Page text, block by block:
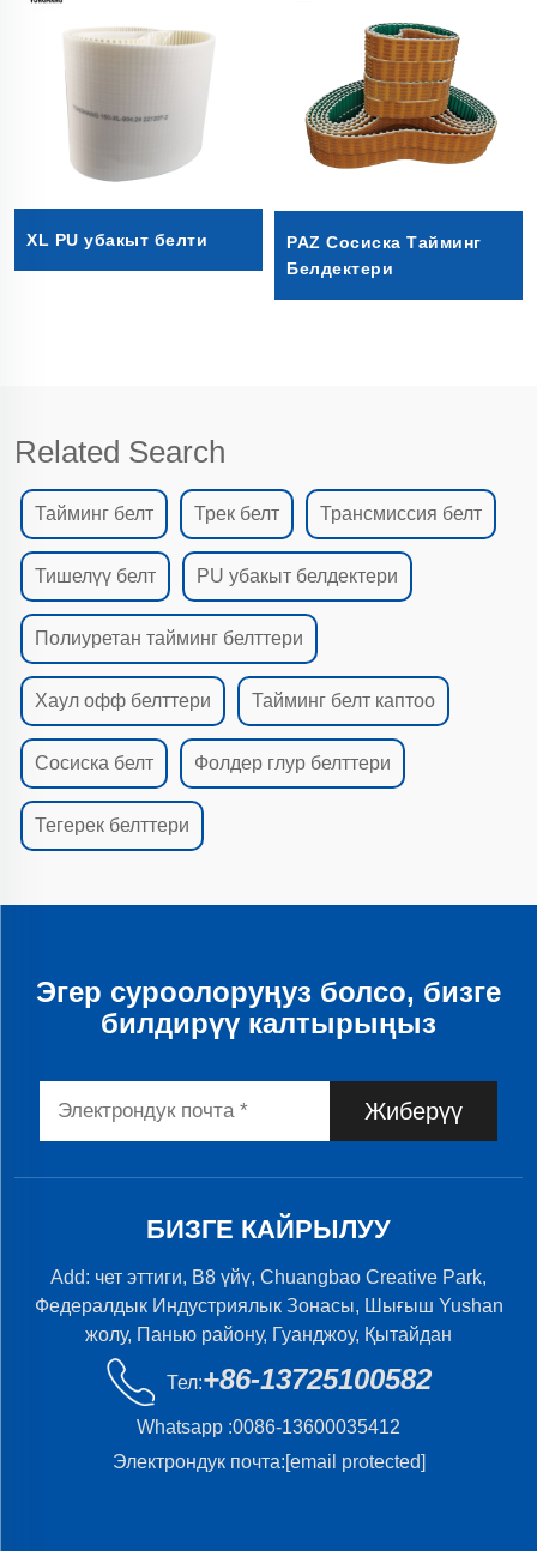
XL PU убакыт белти
PAZ Сосиска Тайминг
Белдектери
Related Search
Тайминг белт Трек белт Трансмиссия белт
Тишелүү белт PU убакыт белдектери
Полиуретан тайминг белттери
Хаул офф белттери Тайминг белт каптоо
Сосиска белт Фолдер глур белттери
Тегерек белттери
Эгер суроолоруңуз болсо, бизге
билдирүү калтырыңыз
Жиберүү
БИЗГЕ КАЙРЫЛУУ
Add: чет эттиги, B8 үйү, Chuangbao Creative Park,
Федералдык Индустриялык Зонасы, Шығыш Yushan
жолу, Панью району, Гуанджоу, Қытайдан
Тел:+86-13725100582
Whatsapp :0086-13600035412
Электрондук почта:[email protected]